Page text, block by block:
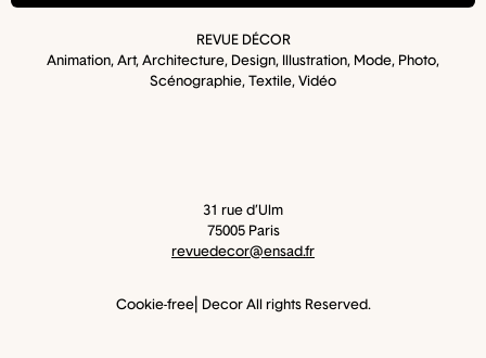
REVUE DÉCOR
Animation, Art, Architecture, Design, Illustration, Mode, Photo,
Scénographie, Textile, Vidéo
31 rue d’Ulm
75005 Paris​
revuedecor@ensad.fr
Cookie-free⎜Decor All rights Reserved.